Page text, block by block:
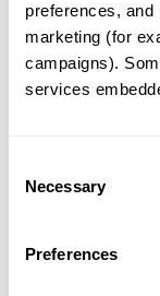
preferences,
marketing (for
campaigns).
services
Selection
Necessary
Preferences
<목록으로 돌아가기
기술